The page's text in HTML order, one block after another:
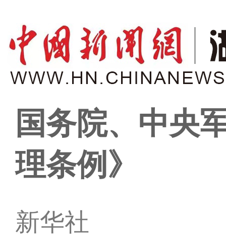
国务院、中央
理条例》
新华社